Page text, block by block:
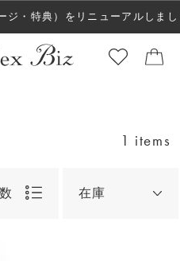
ジ・特典）をリニューアルしまし
1 items
在庫